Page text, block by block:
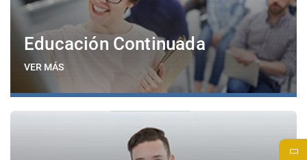
Educación Continuada
VER MÁS